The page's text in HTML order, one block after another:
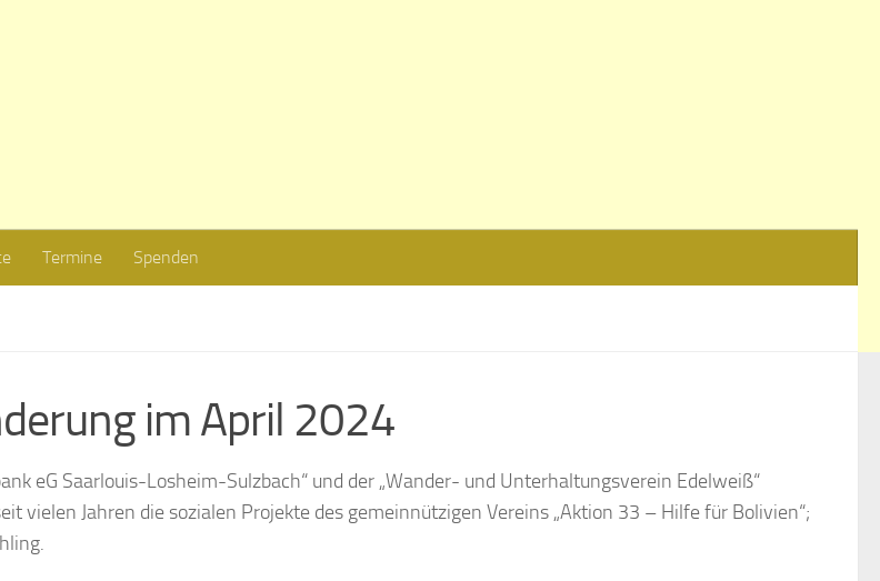
Termine Spenden
im April 2024
eG Saarlouis-Losheim-Sulzbach“ und der „Wander- und Unterhaltungsverein Edelweiß“
vielen Jahren die sozialen Projekte des gemeinnützigen Vereins „Aktion 33 – Hilfe für Bolivien“;